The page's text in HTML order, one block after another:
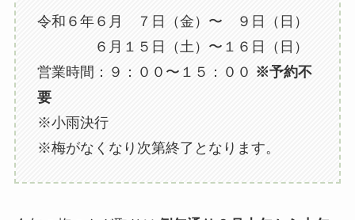
令和６年６月 ７日（金）〜 ９日（日）
６月１５日（土）〜１６日（日）
営業時間：９：００〜１５：００ ※予約不
要
※小雨決行
※梅がなくなり次第終了となります。